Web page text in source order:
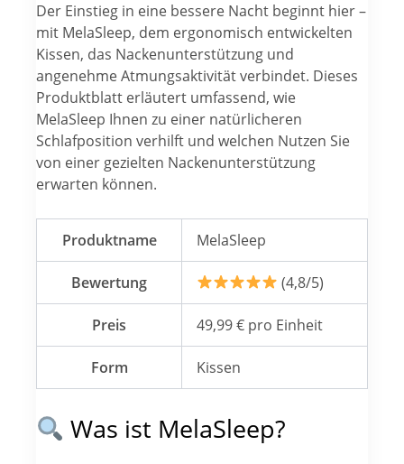
Der Einstieg in eine bessere Nacht beginnt hier –
mit MelaSleep, dem ergonomisch entwickelten
Kissen, das Nackenunterstützung und
angenehme Atmungsaktivität verbindet. Dieses
Produktblatt erläutert umfassend, wie
MelaSleep Ihnen zu einer natürlicheren
Schlafposition verhilft und welchen Nutzen Sie
von einer gezielten Nackenunterstützung
erwarten können.
Produktname MelaSleep
Bewertung (4,8/5)
Preis 49,99 € pro Einheit
Form Kissen
Was ist MelaSleep?